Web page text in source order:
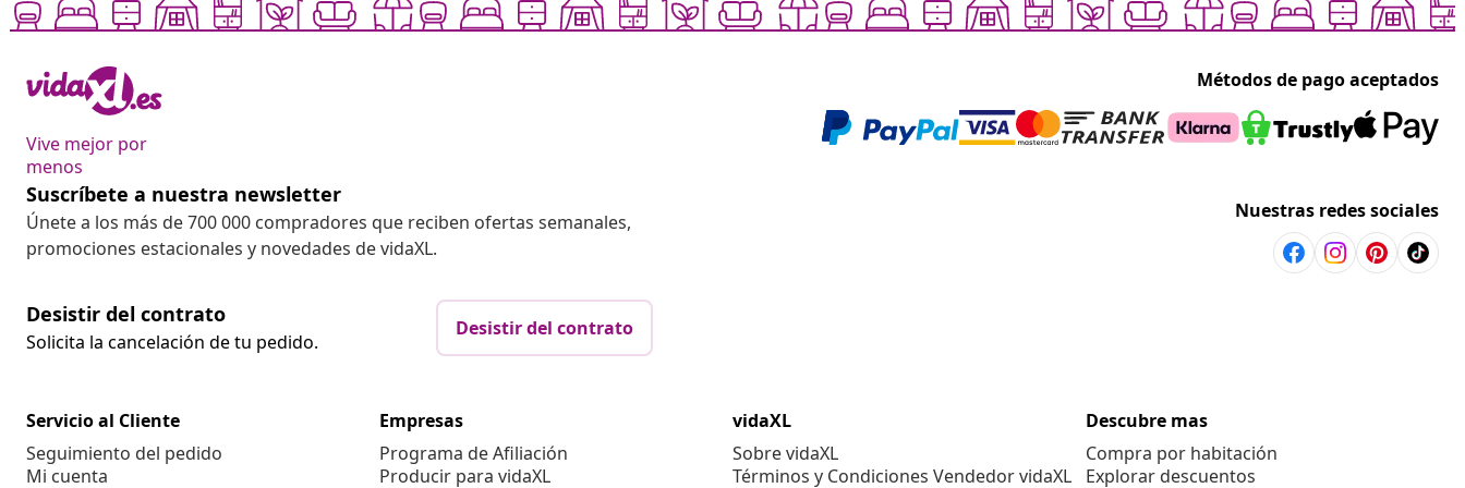
Vive mejor por
menos
Métodos de pago aceptados
Suscríbete a nuestra newsletter
Únete a los más de 700 000 compradores que reciben ofertas semanales,
promociones estacionales y novedades de vidaXL.
Nuestras redes sociales
Desistir del contrato
Solicita la cancelación de tu pedido.
Desistir del contrato
Servicio al Cliente
Seguimiento del pedido
Mi cuenta
Empresas
Programa de Afiliación
Producir para vidaXL
vidaXL
Sobre vidaXL
Términos y Condiciones Vendedor vidaXL
Descubre mas
Compra por habitación
Explorar descuentos